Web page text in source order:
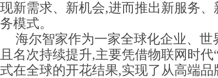
现新需求、新机会,进而推出新服务
务模式。
海尔智家作为一家全球化企业、世
且名次持续提升,主要凭借物联网时代
式在全球的开花结果,实现了从高端